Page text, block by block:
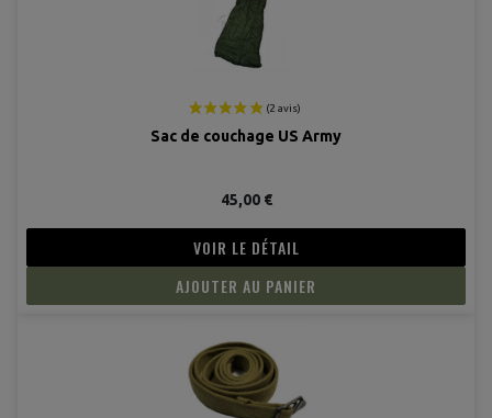
Sac de couchage US Army
45,00 €
VOIR LE DÉTAIL
AJOUTER AU PANIER